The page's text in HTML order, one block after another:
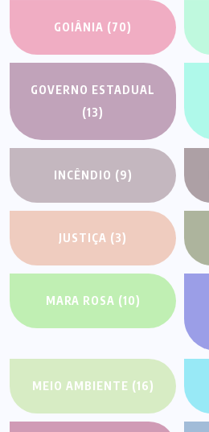
GOIÂNIA (70)
GOVERNO ESTADUAL
(13)
INCÊNDIO (9)
JUSTIÇA (3)
MARA ROSA (10)
MEIO AMBIENTE (16)